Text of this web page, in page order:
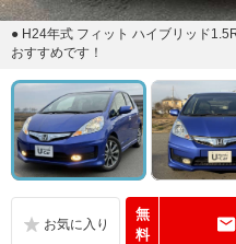
● H24年式 フィット ハイブリッド1.5RS （GP4）入庫いたしました☆ 距
おすすめです！
無
料